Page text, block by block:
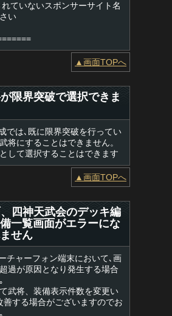
ていないスポンサーサイト名
い
▲画面TOPへ
限界突破で選択できま
では､既に限界突破を行ってい
将にすることはできません。
して選択することはできます
▲画面TOPへ
四神天武会のデッキ編
一覧画面がエラーにな
せん
チャーフォン端末において､画
過が原因となり発生する場合
武将、装備表示件数を変更い
善する場合がございますのでお